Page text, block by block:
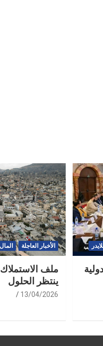
الأخبار العاجلة
ملف
ينتظر الحلول
13/04/2026